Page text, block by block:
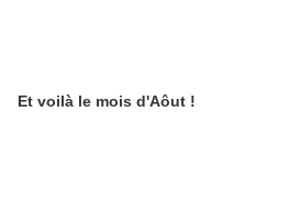
Et voilà le mois d'Aôut !